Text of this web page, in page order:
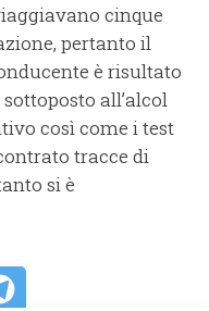
cinque
pertanto il
è risultato
all’alcol
così come i test
tracce di
si è